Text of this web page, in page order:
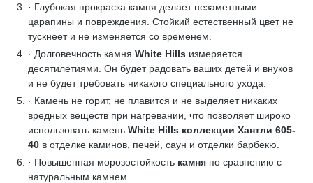
· Глубокая прокраска камня делает незаметными
царапины и повреждения. Стойкий естественный цвет не
тускнеет и не изменяется со временем.
· Долговечность камня White Hills измеряется
десятилетиями. Он будет радовать ваших детей и внуков
и не будет требовать никакого специального ухода.
· Камень не горит, не плавится и не выделяет никаких
вредных веществ при нагревании, что позволяет широко
использовать камень White Hills коллекции Хантли 605-
40 в отделке каминов, печей, саун и отделки барбекю.
· Повышенная морозостойкость камня по сравнению с
натуральным камнем.